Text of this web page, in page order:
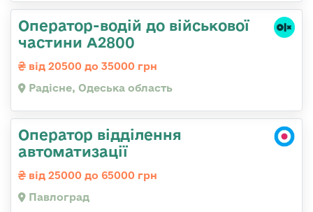
Оператор-водій до військової
частини А2800
від 20500 до 35000 грн
Радісне, Одеська область
Оператор відділення
автоматизації
від 25000 до 65000 грн
Павлоград